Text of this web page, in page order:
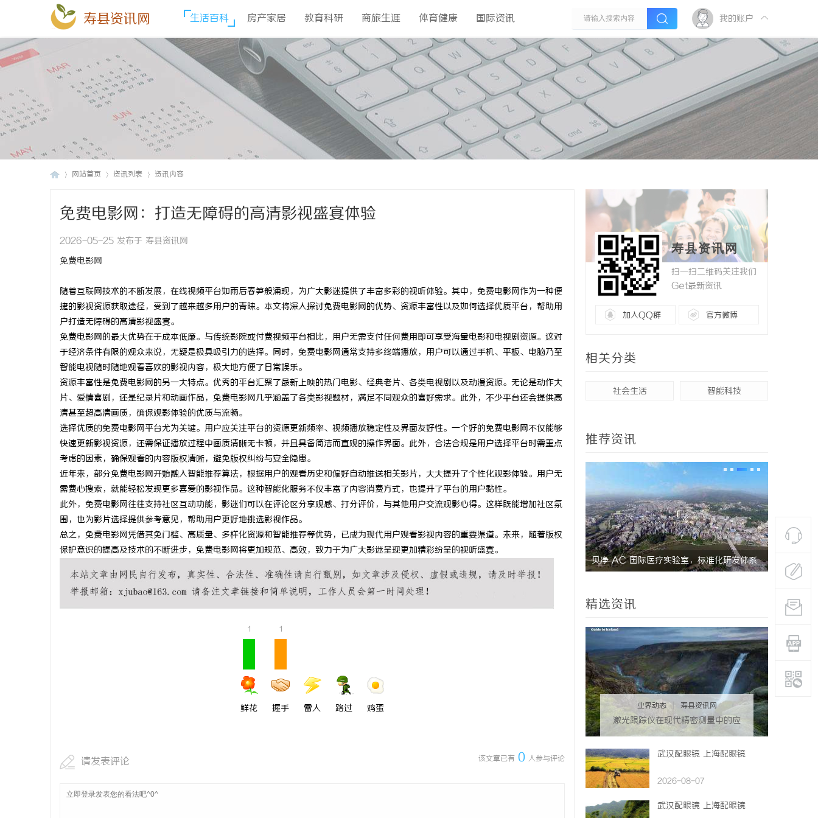
寿县资讯网 生活百科 房产家居 教育科研 商旅生涯 体育健康 国际资讯 我的账户
网站首页 资讯列表 资讯内容
免费电影网：打造无障碍的高清影视盛宴体验
2026-05-25 发布于 寿县资讯网
免费电影网
随着互联网技术的不断发展，在线视频平台如雨后春笋般涌现，为广大影迷提供了丰富多彩的视听体验。其中，免费电影网作为一种便
捷的影视资源获取途径，受到了越来越多用户的青睐。本文将深入探讨免费电影网的优势、资源丰富性以及如何选择优质平台，帮助用
户打造无障碍的高清影视盛宴。
免费电影网的最大优势在于成本低廉。与传统影院或付费视频平台相比，用户无需支付任何费用即可享受海量电影和电视剧资源。这对
于经济条件有限的观众来说，无疑是极具吸引力的选择。同时，免费电影网通常支持多终端播放，用户可以通过手机、平板、电脑乃至
智能电视随时随地观看喜欢的影视内容，极大地方便了日常娱乐。
资源丰富性是免费电影网的另一大特点。优秀的平台汇聚了最新上映的热门电影、经典老片、各类电视剧以及动漫资源。无论是动作大
片、爱情喜剧，还是纪录片和动画作品，免费电影网几乎涵盖了各类影视题材，满足不同观众的喜好需求。此外，不少平台还会提供高
清甚至超高清画质，确保观影体验的优质与流畅。
选择优质的免费电影网平台尤为关键。用户应关注平台的资源更新频率、视频播放稳定性及界面友好性。一个好的免费电影网不仅能够
快速更新影视资源，还需保证播放过程中画质清晰无卡顿，并且具备简洁而直观的操作界面。此外，合法合规是用户选择平台时需重点
考虑的因素，确保观看的内容版权清晰，避免版权纠纷与安全隐患。
近年来，部分免费电影网开始融入智能推荐算法，根据用户的观看历史和偏好自动推送相关影片，大大提升了个性化观影体验。用户无
需费心搜索，就能轻松发现更多喜爱的影视作品。这种智能化服务不仅丰富了内容消费方式，也提升了平台的用户黏性。
此外，免费电影网往往支持社区互动功能，影迷们可以在评论区分享观感、打分评价，与其他用户交流观影心得。这样既能增加社区氛
围，也为影片选择提供参考意见，帮助用户更好地挑选影视作品。
总之，免费电影网凭借其免门槛、高质量、多样化资源和智能推荐等优势，已成为现代用户观看影视内容的重要渠道。未来，随着版权
保护意识的提高及技术的不断进步，免费电影网将更加规范、高效，致力于为广大影迷呈现更加精彩纷呈的视听盛宴。
1
鲜花
1
握手 雷人 路过 鸡蛋
该文章已有 0 人参与评论
请发表评论
寿县资讯网
扫一扫二维码关注我们
Get最新资讯
加入QQ群 官方微博
相关分类
社会生活 智能科技
推荐资讯
武汉配眼镜 上海配眼镜 武汉配眼镜 上海配眼镜 贝净 AC 国际医疗实验室，标准化研发体系 上海工业
精选资讯
业界动态 寿县资讯网
激光跟踪仪在现代精密测量中的应
用与发展趋势
武汉配眼镜 上海配眼镜
2026-08-07
武汉配眼镜 上海配眼镜